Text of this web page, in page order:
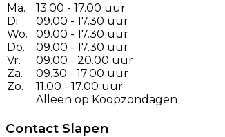
Ma.
Di.
Wo.
Do.
Vr.
Za.
Zo.
13.00 - 17.00 uur
09.00 - 17.30 uur
09.00 - 17.30 uur
09.00 - 17.30 uur
09.00 - 20.00 uur
09.30 - 17.00 uur
11.00 - 17.00 uur
Alleen op Koopzondagen
Contact Slapen